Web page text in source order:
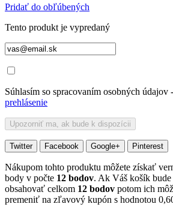
Pridať do obľúbených
Tento produkt je vypredaný
Súhlasím so spracovaním osobných údajov -
prehlásenie
Upozorniť ma, ak bude k dispozícii
Twitter Facebook Google+ Pinterest
Nákupom tohto produktu môžete získať
body v počte 12 bodov. Ak Váš košík bude
obsahovať celkom 12 bodov potom ich
premeniť na zľavový kupón s hodnotou